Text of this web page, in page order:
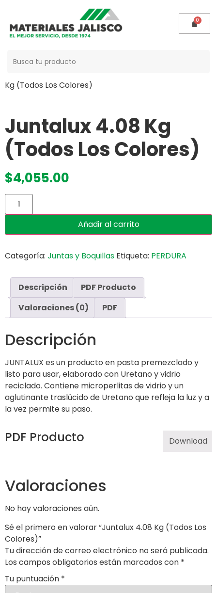
Kg (Todos Los Colores)
Juntalux 4.08 Kg
(Todos Los Colores)
$4,055.00
Añadir al carrito
Categoría: Juntas y Boquillas Etiqueta: PERDURA
Descripción
PDF Producto
Valoraciones (0)
PDF
Descripción
JUNTALUX es un producto en pasta premezclado y
listo para usar, elaborado con Uretano y vidrio
reciclado. Contiene microperlitas de vidrio y un
aglutinante traslúcido de Uretano que refleja la luz y a
la vez permite su paso.
PDF Producto Download
Valoraciones
No hay valoraciones aún.
Sé el primero en valorar “Juntalux 4.08 Kg (Todos Los
Colores)”
Tu dirección de correo electrónico no será publicada.
Los campos obligatorios están marcados con *
Tu puntuación *